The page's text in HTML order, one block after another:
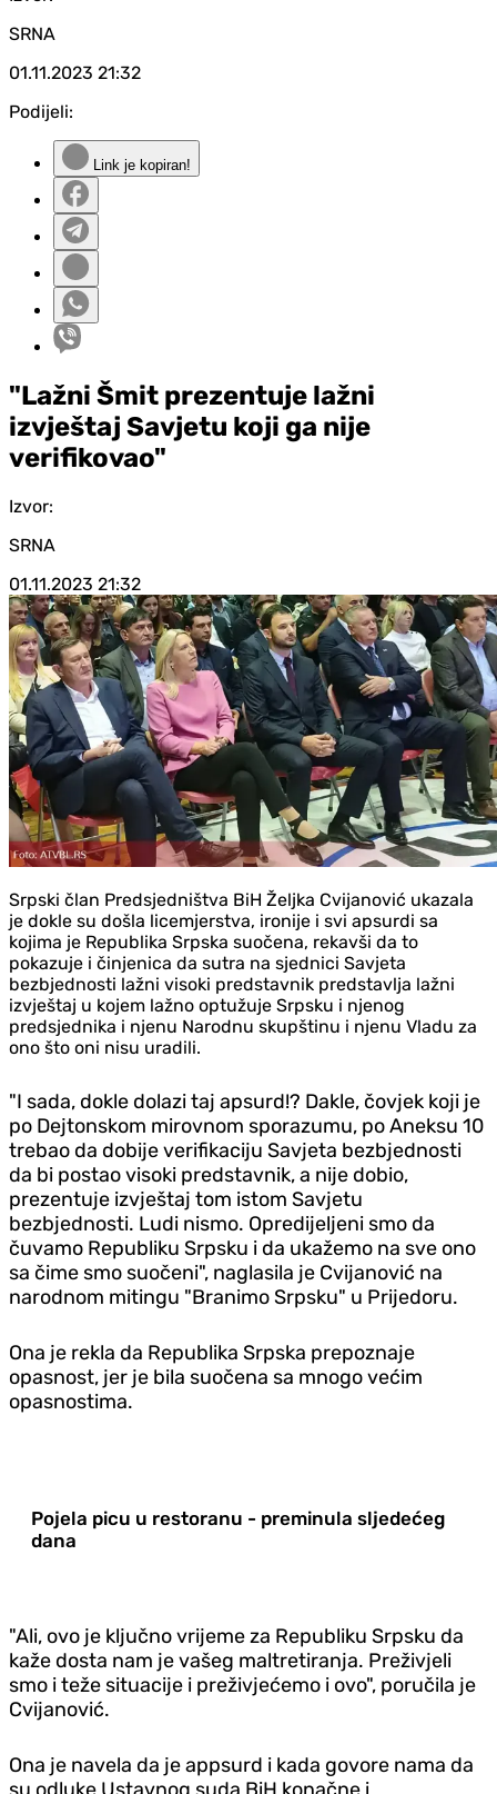
SRNA
01.11.2023 21:32
Podijeli:
Link je kopiran!
"Lažni Šmit prezentuje lažni
izvještaj Savjetu koji ga nije
verifikovao"
Izvor:
SRNA
01.11.2023 21:32
Srpski član Predsjedništva BiH Željka Cvijanović ukazala
je dokle su došla licemjerstva, ironije i svi apsurdi sa
kojima je Republika Srpska suočena, rekavši da to
pokazuje i činjenica da sutra na sjednici Savjeta
bezbjednosti lažni visoki predstavnik predstavlja lažni
izvještaj u kojem lažno optužuje Srpsku i njenog
predsjednika i njenu Narodnu skupštinu i njenu Vladu za
ono što oni nisu uradili.
"I sada, dokle dolazi taj apsurd!? Dakle, čovjek koji je
po Dejtonskom mirovnom sporazumu, po Aneksu 10
trebao da dobije verifikaciju Savjeta bezbjednosti
da bi postao visoki predstavnik, a nije dobio,
prezentuje izvještaj tom istom Savjetu
bezbjednosti. Ludi nismo. Opredijeljeni smo da
čuvamo Republiku Srpsku i da ukažemo na sve ono
sa čime smo suočeni", naglasila je Cvijanović na
narodnom mitingu "Branimo Srpsku" u Prijedoru.
Ona je rekla da Republika Srpska prepoznaje
opasnost, jer je bila suočena sa mnogo većim
opasnostima.
Pojela picu u restoranu - preminula sljedećeg
dana
"Ali, ovo je ključno vrijeme za Republiku Srpsku da
kaže dosta nam je vašeg maltretiranja. Preživjeli
smo i teže situacije i preživjećemo i ovo", poručila je
Cvijanović.
Ona je navela da je appsurd i kada govore nama da